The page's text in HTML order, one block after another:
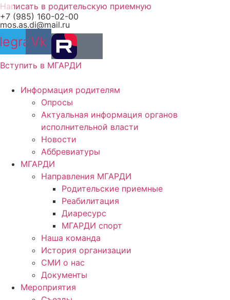
Перейти
к
содержимому
Написать в родительскую приемную
+7 (985) 160-02-00
mos.as.di@mail.ru
Vk
Вступить в МГАРДИ
Информация родителям
Опросы
Актуальная информация органов
исполнительной власти
Новости
Аббревиатуры
МГАРДИ
Направления МГАРДИ
Родительские приемные
Реабилитация
Диаресурс
МГАРДИ спорт
Наша команда
История организации
СМИ о нас
Документы
Мероприятия